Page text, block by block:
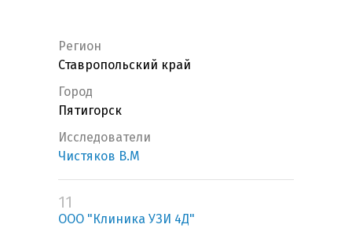
Регион
Ставропольский край
Город
Пятигорск
Исследователи
Чистяков В.М
11
ООО "Клиника УЗИ 4Д"